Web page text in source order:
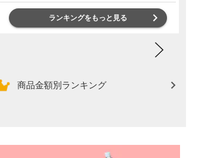
ランキングをもっと見る
商品金額別ランキング